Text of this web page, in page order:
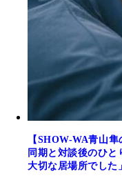
【SHOW-WA青山
同期と対談後のひ
大切な居場所でした